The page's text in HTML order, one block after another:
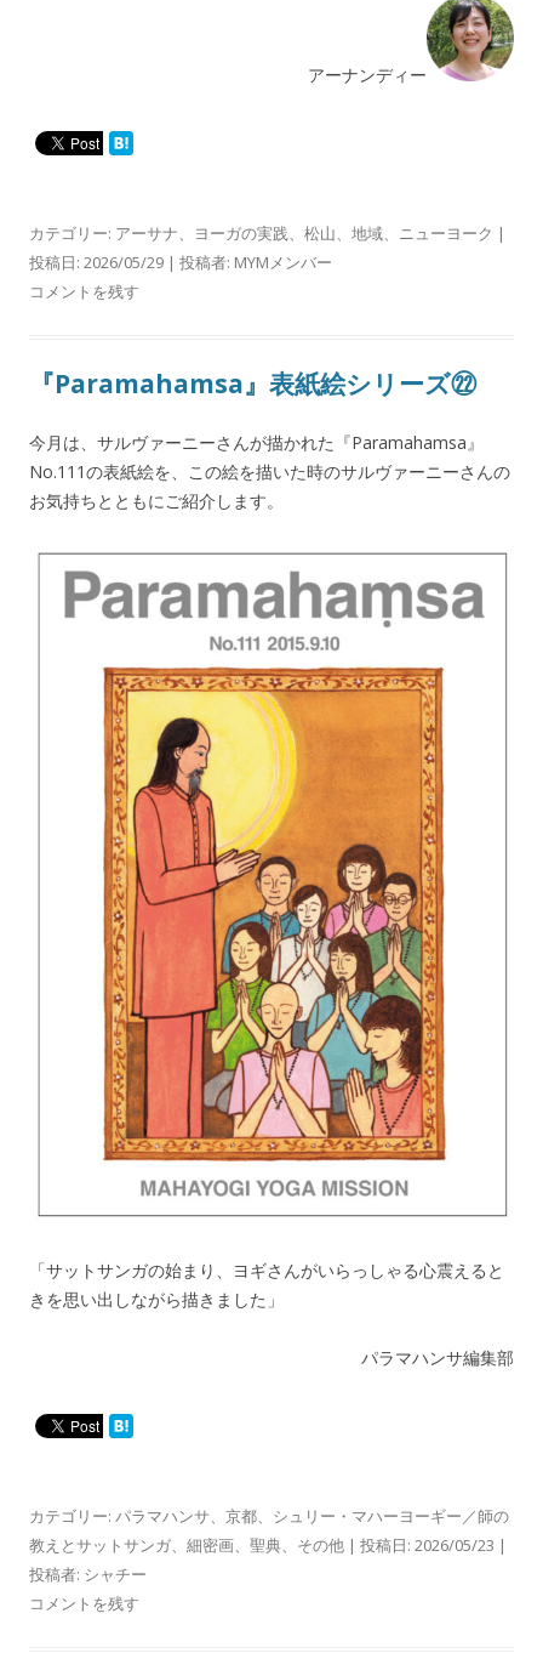
アーナンディー
カテゴリー: アーサナ、 ヨーガの実践、 松山、 地域、 ニューヨーク |
投稿日: 2026/05/29 | 投稿者: MYMメンバー
コメントを残す
『Paramahamsa』表紙絵シリーズ㉒
今月は、サルヴァーニーさんが描かれた『Paramahamsa』
No.111の表紙絵を、この絵を描いた時のサルヴァーニーさんの
お気持ちとともにご紹介します。
「サットサンガの始まり、ヨギさんがいらっしゃる心震えると
きを思い出しながら描きました」
パラマハンサ編集部
カテゴリー: パラマハンサ、 京都、 シュリー・マハーヨーギー／師の
教えとサットサンガ、 細密画、 聖典、 その他 | 投稿日: 2026/05/23 |
投稿者: シャチー
コメントを残す